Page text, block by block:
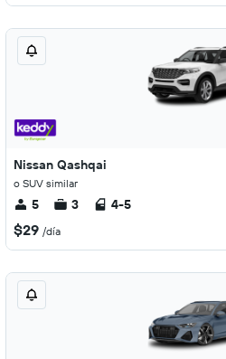
Nissan Qashqai
o SUV similar
5 3 4-5
$29 /día